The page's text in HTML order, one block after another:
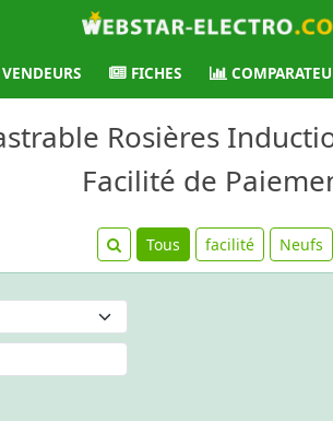
VENDEURS FICHES
Rosières
Facilité de
Tous facilité Neufs